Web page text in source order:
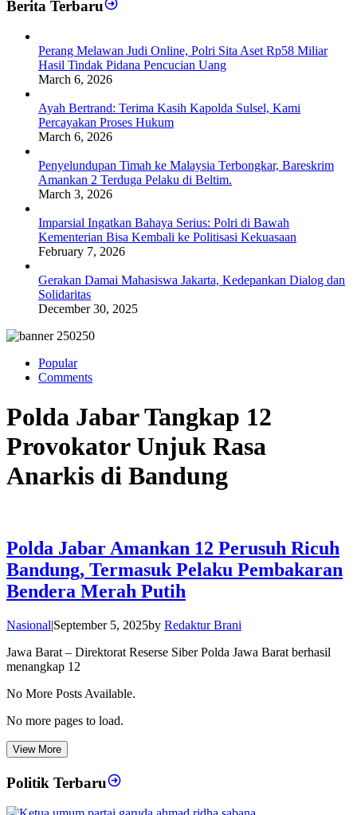
Berita Terbaru
Perang Melawan Judi Online, Polri Sita Aset Rp58 Miliar
Hasil Tindak Pidana Pencucian Uang
March 6, 2026
Ayah Bertrand: Terima Kasih Kapolda Sulsel, Kami
Percayakan Proses Hukum
March 6, 2026
Penyelundupan Timah ke Malaysia Terbongkar, Bareskrim
Amankan 2 Terduga Pelaku di Beltim.
March 3, 2026
Imparsial Ingatkan Bahaya Serius: Polri di Bawah
Kementerian Bisa Kembali ke Politisasi Kekuasaan
February 7, 2026
Gerakan Damai Mahasiswa Jakarta, Kedepankan Dialog dan
Solidaritas
December 30, 2025
Popular
Comments
Polda Jabar Tangkap 12
Provokator Unjuk Rasa
Anarkis di Bandung
Polda Jabar Amankan 12 Perusuh Ricuh
Bandung, Termasuk Pelaku Pembakaran
Bendera Merah Putih
Nasional|September 5, 2025by Redaktur Brani
Jawa Barat – Direktorat Reserse Siber Polda Jawa Barat berhasil
menangkap 12
No More Posts Available.
No more pages to load.
View More
Politik Terbaru